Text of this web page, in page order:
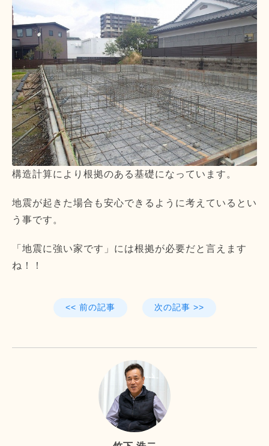
構造計算により根拠のある基礎になっています。
地震が起きた場合も安心できるように考えているとい
う事です。
「地震に強い家です」には根拠が必要だと言えます
ね！！
<< 前の記事 次の記事 >>